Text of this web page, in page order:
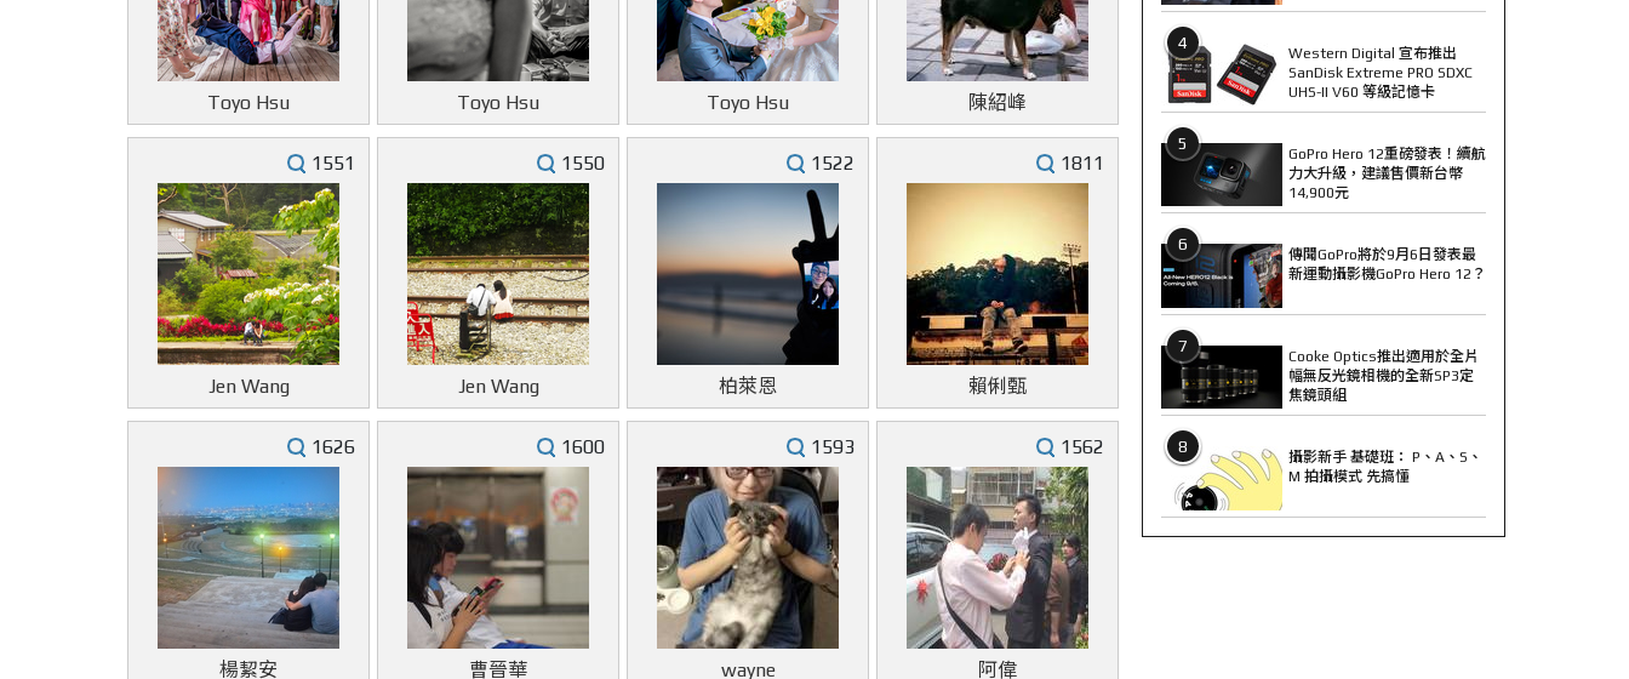
Toyo Hsu Toyo Hsu Toyo Hsu 陳紹峰
1551
Jen Wang
1550
Jen Wang
1522
柏萊恩
1811
賴俐甄
1626
楊絜安
1600
曹晉華
1593
wayne
1562
阿偉
4
Western Digital 宣布推出
SanDisk Extreme PRO SDXC
UHS-II V60 等級記憶卡
5
GoPro Hero 12重磅發表！續航
力大升級，建議售價新台幣
14,900元
6
傳聞GoPro將於9月6日發表最
新運動攝影機GoPro Hero 12？
7
Cooke Optics推出適用於全片
幅無反光鏡相機的全新SP3定
焦鏡頭組
8
攝影新手 基礎班： P、A、S、
M 拍攝模式 先搞懂